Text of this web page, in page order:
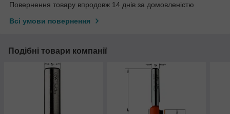
Повернення товару впродовж 14 днів за домовленістю
Всі умови повернення
Подібні товари компанії